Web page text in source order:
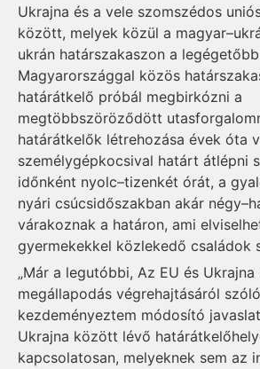
Ukrajna és a vele szomszédos
között, melyek közül a
ukrán határszakaszon a
Magyarországgal közös
határátkelő próbál megbirkózni a
megtöbbszöröződött
határátkelők létrehozása évek óta
személygépkocsival határt átlépni
időnként nyolc–tizenkét órát, a
nyári csúcsidőszakban akár
várakoznak a határon, ami
gyermekekkel közlekedő családok
„Már a legutóbbi, Az EU és
megállapodás végrehajtásáról
kezdeményeztem módosító
Ukrajna között lévő
kapcsolatosan, melyeknek sem az